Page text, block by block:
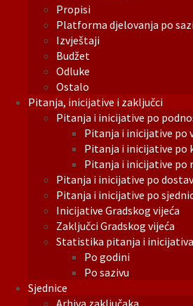
Propisi
Platforma djelovanja po
Izvještaji
Budžet
Odluke
Ostalo
Pitanja, inicijative i zaključci
Pitanja i inicijative po
Pitanja i inicijative po
Pitanja i inicijative po
Pitanja i inicijative po
Pitanja i inicijative po
Pitanja i inicijative po
Inicijative Gradskog vijeća
Zaključci Gradskog vijeća
Statistika pitanja i inicijativa
Po godini
Po sazivu
Sjednice